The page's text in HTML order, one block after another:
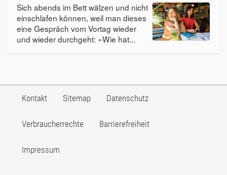
Sich abends im Bett wälzen und nicht
einschlafen können, weil man dieses
eine Gespräch vom Vortag wieder
und wieder durchgeht: «Wie hat...
Kontakt Sitemap Datenschutz
Verbraucherrechte Barrierefreiheit
Impressum